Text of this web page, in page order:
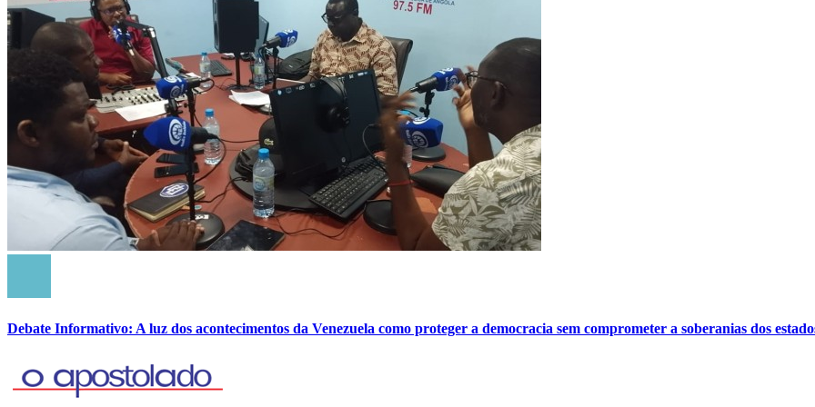
Debate Informativo: A luz dos acontecimentos da Venezuela como proteger a democracia sem comprometer a soberanias dos